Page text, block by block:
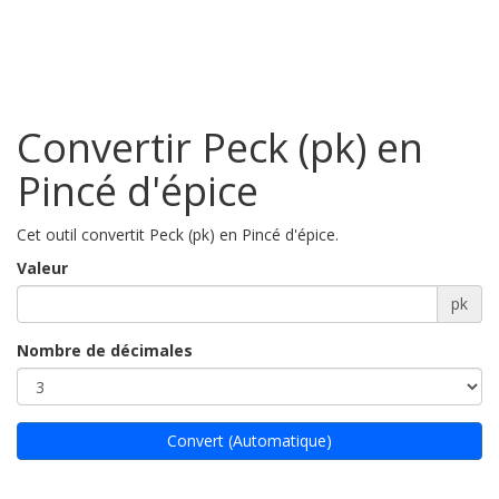
Convertir Peck (pk) en
Pincé d'épice
Cet outil convertit Peck (pk) en Pincé d'épice.
Valeur
pk
Nombre de décimales
Convert (Automatique)